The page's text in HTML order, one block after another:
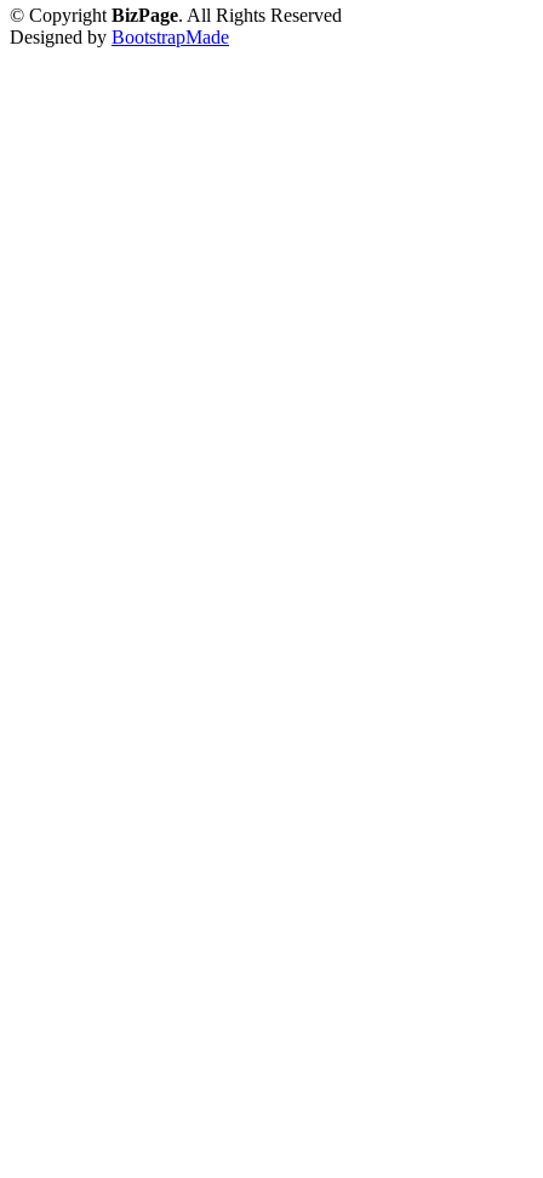
© Copyright BizPage. All Rights Reserved
Designed by BootstrapMade